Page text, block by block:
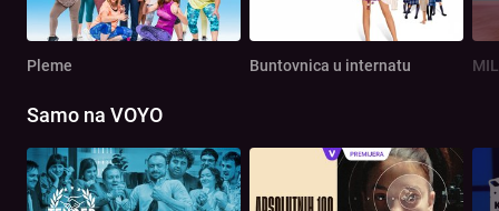
Pleme Buntovnica u internatu
Samo na VOYO